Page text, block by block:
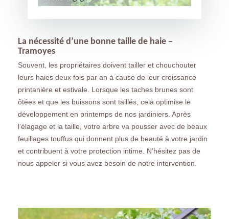
La nécessité d’une bonne taille de haie –
Tramoyes
Souvent, les propriétaires doivent tailler et chouchouter
leurs haies deux fois par an à cause de leur croissance
printanière et estivale. Lorsque les taches brunes sont
ôtées et que les buissons sont taillés, cela optimise le
développement en printemps de nos jardiniers. Après
l’élagage et la taille, votre arbre va pousser avec de beaux
feuillages touffus qui donnent plus de beauté à votre jardin
et contribuent à votre protection intime. N’hésitez pas de
nous appeler si vous avez besoin de notre intervention.